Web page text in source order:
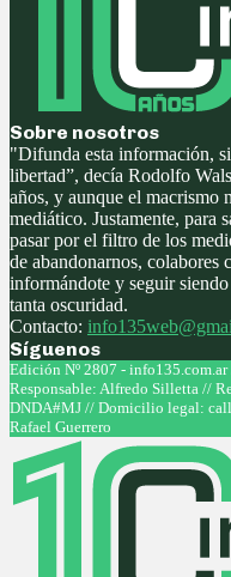
Sobre nosotros
"Difunda esta información,
libertad”, decía Rodolfo
años, y aunque el macrismo
mediático. Justamente, para
pasar por el filtro de los
de abandonarnos,
informándote y seguir
tanta oscuridad.
Contacto:
Síguenos
Facebook
Twitter
Instagram
Youtube
Edición Nº 2807 -
Responsable: Alfredo Silletta //
DNDA#MJ // Domicilio legal:
Rafael Guerrero